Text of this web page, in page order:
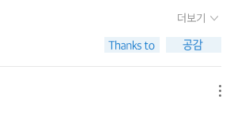
다양한 소재를 통해 작가의 길로 인도하는
함께 하고픈 지은이의 마음이 잘 느껴진
시 기울어져 있기를 반복한다. 그것이 궁금
유령가족이 살고 있음을 확인하면서 새로
이와 유령가족은 서로 이 탑안에서 살겠다
유령 사냥꾼이 나타났고. 이야기의 바톤은
더보기